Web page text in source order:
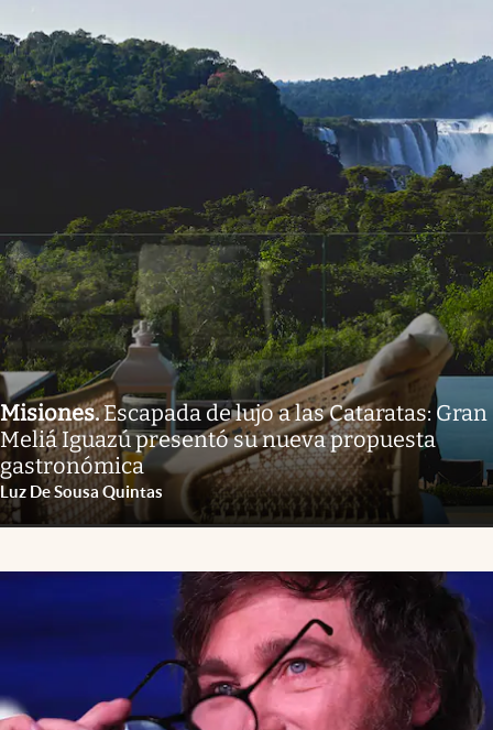
Misiones.Escapada de lujo a las Cataratas: Gran
Meliá Iguazú presentó su nueva propuesta
gastronómica
Luz De Sousa Quintas